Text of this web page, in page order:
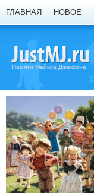
ГЛАВНАЯ НОВОЕ
Памяти Майкла Джексона